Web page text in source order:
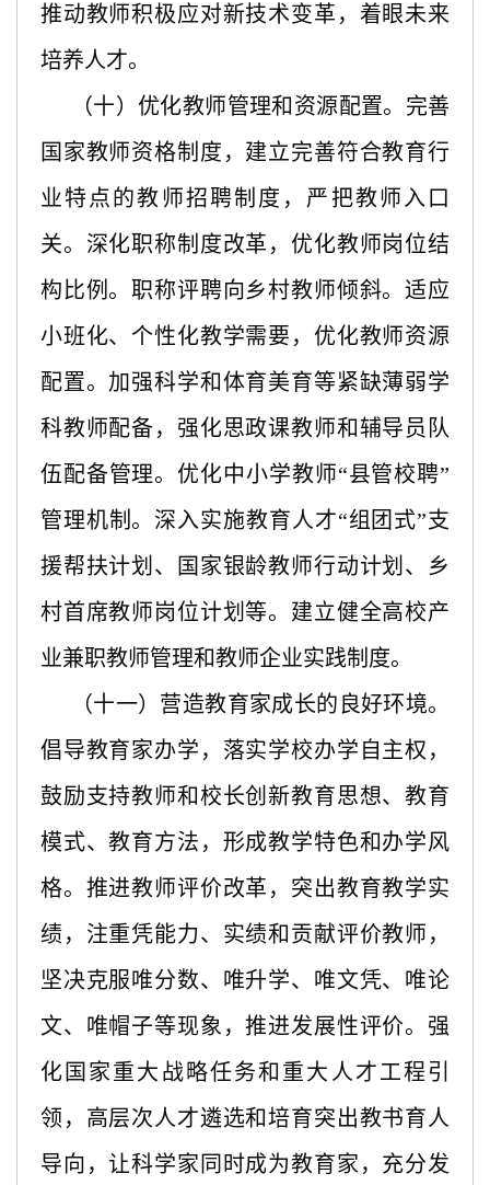
推动教师积极应对新技术变革，着眼未来
培养人才。
（十）优化教师管理和资源配置。完善
国家教师资格制度，建立完善符合教育行
业特点的教师招聘制度，严把教师入口
关。深化职称制度改革，优化教师岗位结
构比例。职称评聘向乡村教师倾斜。适应
小班化、个性化教学需要，优化教师资源
配置。加强科学和体育美育等紧缺薄弱学
科教师配备，强化思政课教师和辅导员队
伍配备管理。优化中小学教师“县管校聘”
管理机制。深入实施教育人才“组团式”支
援帮扶计划、国家银龄教师行动计划、乡
村首席教师岗位计划等。建立健全高校产
业兼职教师管理和教师企业实践制度。
（十一）营造教育家成长的良好环境。
倡导教育家办学，落实学校办学自主权，
鼓励支持教师和校长创新教育思想、教育
模式、教育方法，形成教学特色和办学风
格。推进教师评价改革，突出教育教学实
绩，注重凭能力、实绩和贡献评价教师，
坚决克服唯分数、唯升学、唯文凭、唯论
文、唯帽子等现象，推进发展性评价。强
化国家重大战略任务和重大人才工程引
领，高层次人才遴选和培育突出教书育人
导向，让科学家同时成为教育家，充分发